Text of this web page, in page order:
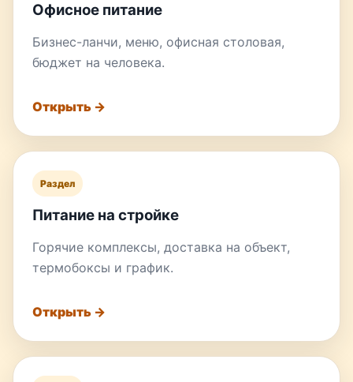
Офисное питание
Бизнес-ланчи, меню, офисная столовая,
бюджет на человека.
Открыть →
Раздел
Питание на стройке
Горячие комплексы, доставка на объект,
термобоксы и график.
Открыть →